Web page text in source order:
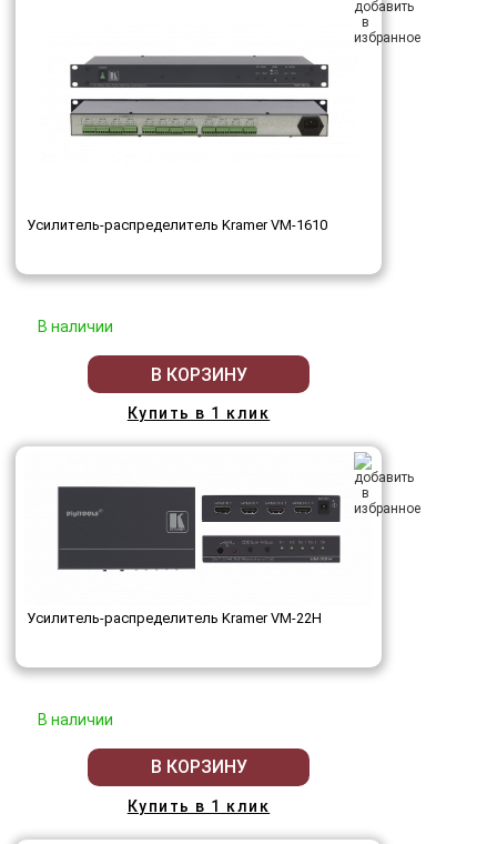
Усилитель-распределитель Kramer VM-1610
В наличии
В КОРЗИНУ
Купить в 1 клик
Усилитель-распределитель Kramer VM-22H
В наличии
В КОРЗИНУ
Купить в 1 клик